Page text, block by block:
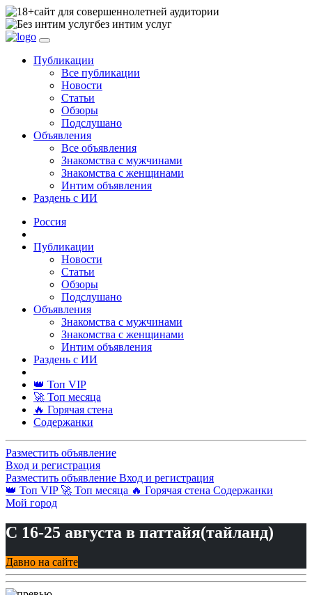
сайт для совершеннолетней аудитории
без интим услуг
Публикации
Все публикации
Новости
Статьи
Обзоры
Подслушано
Объявления
Все объявления
Знакомства с мужчинами
Знакомства с женщинами
Интим объявления
Раздень с ИИ
Россия
Публикации
Новости
Статьи
Обзоры
Подслушано
Объявления
Знакомства с мужчинами
Знакомства с женщинами
Интим объявления
Раздень с ИИ
👑 Топ VIP
🚀 Топ месяца
🔥 Горячая стена
Содержанки
Разместить объявление
Вход и регистрация
Разместить объявление Вход и регистрация
👑 Топ VIP 🚀 Топ месяца 🔥 Горячая стена Содержанки
Мой город
С 16-25 августа в паттайя(тайланд)
Давно на сайте